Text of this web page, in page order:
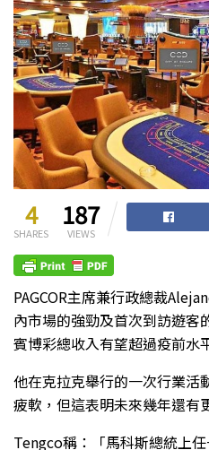
4
SHARES
187
VIEWS
PAGCOR主席兼行政總裁
內市場的強勁及首次到訪遊客
賓博彩總收入有望超過疫前水
他在克拉克舉行的一次行業活
疲軟，但這表明未來幾年還有
Tengco稱：「馬科斯總統上